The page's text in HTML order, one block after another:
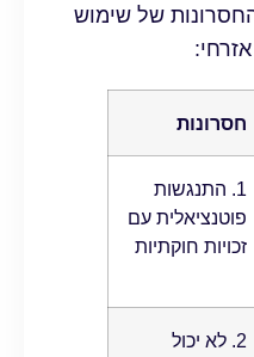
של שימוש
חסרונות
1. התנגשות
פוטנציאלית עם
זכויות חוקתיות
2. לא יכול